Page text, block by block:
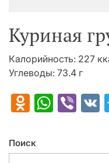
Куриная
Калорийность: 227
Углеводы: 73.4 г
Поиск